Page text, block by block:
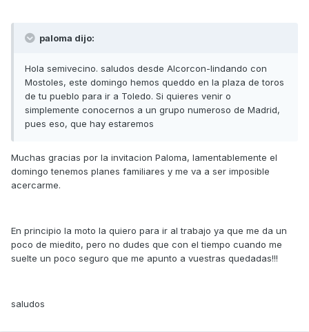
paloma dijo:
Hola semivecino. saludos desde Alcorcon-lindando con
Mostoles, este domingo hemos queddo en la plaza de toros
de tu pueblo para ir a Toledo. Si quieres venir o
simplemente conocernos a un grupo numeroso de Madrid,
pues eso, que hay estaremos
Muchas gracias por la invitacion Paloma, lamentablemente el
domingo tenemos planes familiares y me va a ser imposible
acercarme.
En principio la moto la quiero para ir al trabajo ya que me da un
poco de miedito, pero no dudes que con el tiempo cuando me
suelte un poco seguro que me apunto a vuestras quedadas!!!
saludos